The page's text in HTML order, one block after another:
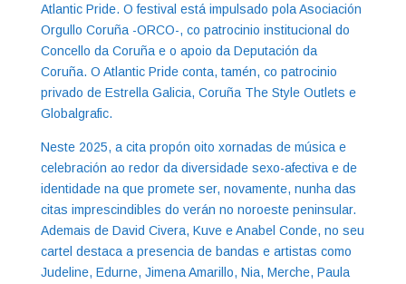
Atlantic Pride. O festival está impulsado pola Asociación
Orgullo Coruña -ORCO-, co patrocinio institucional do
Concello da Coruña e o apoio da Deputación da
Coruña. O Atlantic Pride conta, tamén, co patrocinio
privado de Estrella Galicia, Coruña The Style Outlets e
Globalgrafic.
Neste 2025, a cita propón oito xornadas de música e
celebración ao redor da diversidade sexo-afectiva e de
identidade na que promete ser, novamente, nunha das
citas imprescindibles do verán no noroeste peninsular.
Ademais de David Civera, Kuve e Anabel Conde, no seu
cartel destaca a presencia de bandas e artistas como
Judeline, Edurne, Jimena Amarillo, Nia, Merche, Paula